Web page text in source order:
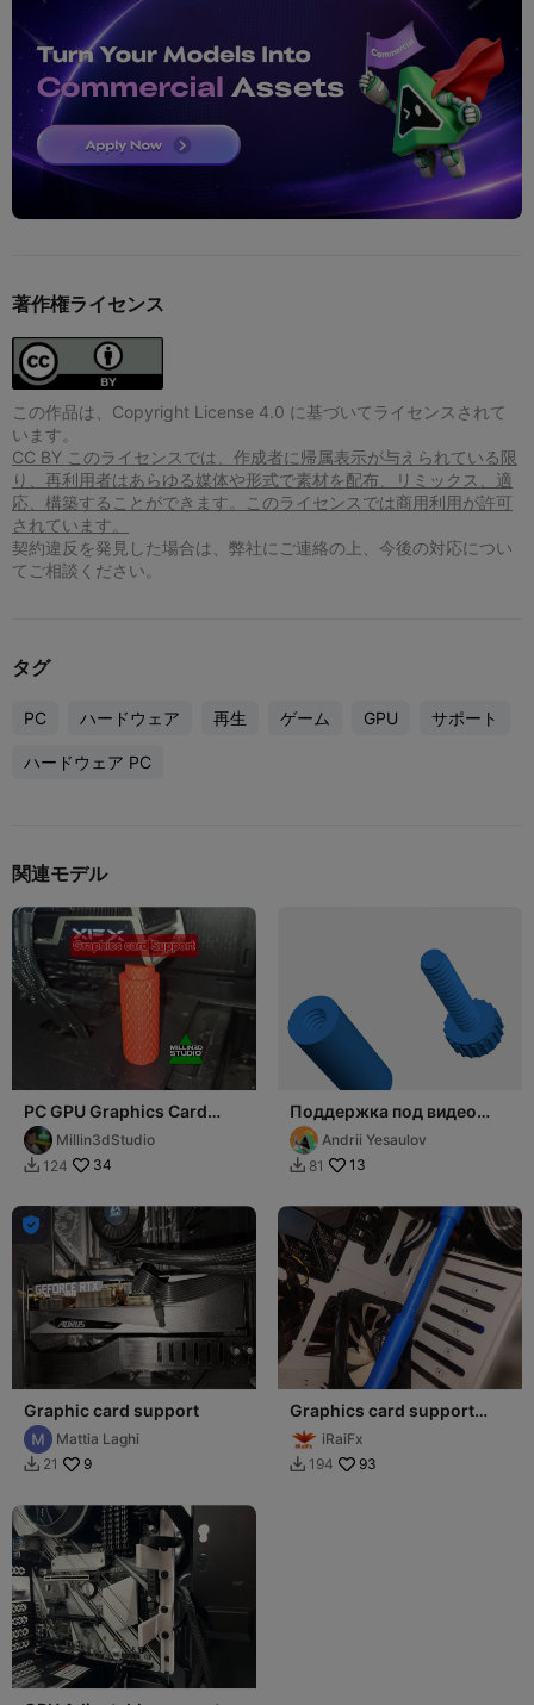
著作権ライセンス
この作品は、Copyright License 4.0 に基づいてライセンスされて
います。
CC BY このライセンスでは、作成者に帰属表示が与えられている限
り、再利用者はあらゆる媒体や形式で素材を配布、リミックス、適
応、構築することができます。このライセンスでは商用利用が許可
されています。
契約違反を発見した場合は、弊社にご連絡の上、今後の対応につい
てご相談ください。
タグ
PC ハードウェア 再生 ゲーム GPU サポート
ハードウェア PC
関連モデル
PC GPU Graphics Card
SupportMillin3dStudio
 124 34
Поддержка под видео
картуAndrii Yesaulov
 81 13

Graphic card support
Mattia Laghi
 21 9
Graphics card support
(Adjustable)
iRaiFx
 194 93